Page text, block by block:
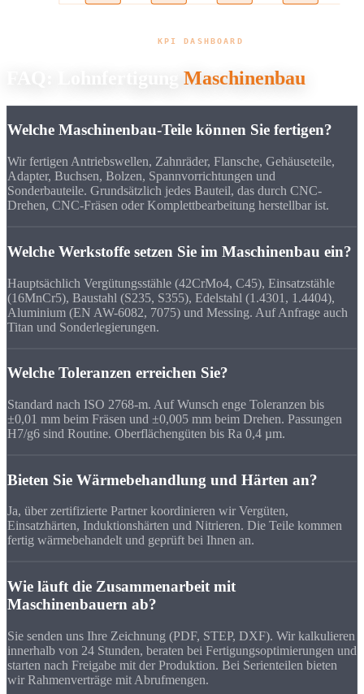
KPI DASHBOARD
Maschinenbau
Welche Maschinenbau-Teile können Sie fertigen?
Wir fertigen Antriebswellen, Zahnräder, Flansche, Gehäuseteile,
Adapter, Buchsen, Bolzen, Spannvorrichtungen und
Sonderbauteile. Grundsätzlich jedes Bauteil, das durch CNC-
Drehen, CNC-Fräsen oder Komplettbearbeitung herstellbar ist.
Welche Werkstoffe setzen Sie im Maschinenbau ein?
Hauptsächlich Vergütungsstähle (42CrMo4, C45), Einsatzstähle
(16MnCr5), Baustahl (S235, S355), Edelstahl (1.4301, 1.4404),
Aluminium (EN AW-6082, 7075) und Messing. Auf Anfrage auch
Titan und Sonderlegierungen.
Welche Toleranzen erreichen Sie?
Standard nach ISO 2768-m. Auf Wunsch enge Toleranzen bis
±0,01 mm beim Fräsen und ±0,005 mm beim Drehen. Passungen
H7/g6 sind Routine. Oberflächengüten bis Ra 0,4 µm.
Bieten Sie Wärmebehandlung und Härten an?
Ja, über zertifizierte Partner koordinieren wir Vergüten,
Einsatzhärten, Induktionshärten und Nitrieren. Die Teile kommen
fertig wärmebehandelt und geprüft bei Ihnen an.
Wie läuft die Zusammenarbeit mit
Maschinenbauern ab?
Sie senden uns Ihre Zeichnung (PDF, STEP, DXF). Wir kalkulieren
innerhalb von 24 Stunden, beraten bei Fertigungsoptimierungen und
starten nach Freigabe mit der Produktion. Bei Serienteilen bieten
wir Rahmenverträge mit Abrufmengen.